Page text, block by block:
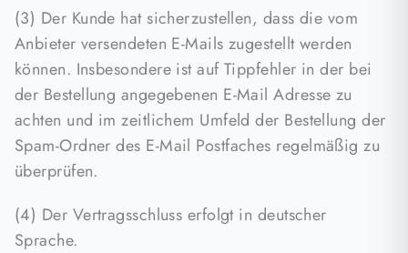
(3) Der Kunde hat sicherzustellen, dass die vom
Anbieter versendeten E-Mails zugestellt werden
können. Insbesondere ist auf Tippfehler in der bei
der Bestellung angegebenen E-Mail Adresse zu
achten und im zeitlichem Umfeld der Bestellung der
Spam-Ordner des E-Mail Postfaches regelmäßig zu
überprüfen.
(4) Der Vertragsschluss erfolgt in deutscher
Sprache.